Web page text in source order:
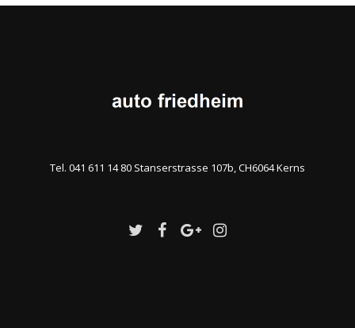
Tel. 041 611 14 80 Stanserstrasse 107b, CH6064 Kerns